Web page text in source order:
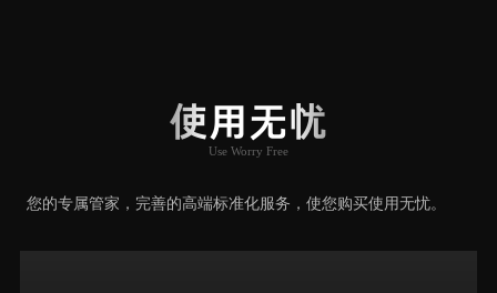
使用无忧
Use Worry Free
您的专属管家，完善的高端标准化服务，使您购买使用无忧。